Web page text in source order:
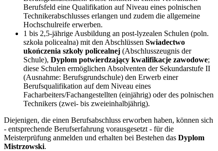
Berufsfeld eine Qualifikation auf Niveau eines polnischen
Technikerabschlusses erlangen und zudem die allgemeine
Hochschulreife erwerben.
1 bis 2,5-jährige Ausbildung an post-lyzealen Schulen (poln.
szkoła policealna) mit den Abschlüssen Swiadectwo
ukończenia szkoły policealnej (Abschlusszeugnis der
Schule), Dyplom potwierdzający kwalifikacje zawodowe;
diese Schulen ermöglichen Absolventen der Sekundarstufe II
(Ausnahme: Berufsgrundschule) den Erwerb einer
Berufsqualifikation auf dem Niveau eines
Facharbeiters/Fachangestellten (einjährig) oder des polnischen
Technikers (zwei- bis zweieinhalbjährig).
Diejenigen, die einen Berufsabschluss erworben haben, können sich
- entsprechende Berufserfahrung vorausgesetzt - für die
Meisterprüfung anmelden und erhalten bei Bestehen das Dyplom
Mistrzowski.